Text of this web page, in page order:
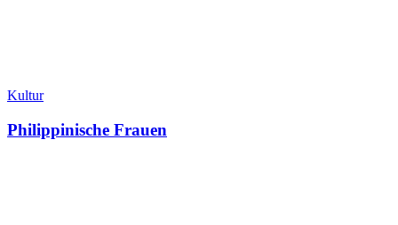
Kultur
Philippinische Frauen